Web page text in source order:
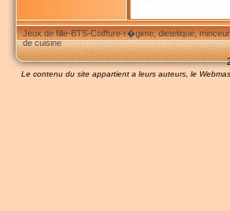
Jeux de fille-BTS-Coiffure-r�gime, dietetique, minceur
de cuisine
Le contenu du site appartient a leurs auteurs, le